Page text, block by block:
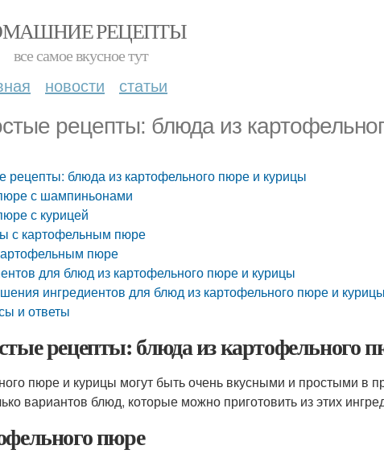
РЕЦЕПТЫ
все самое вкусное тут
новости статьи
рецепты: блюда из
рецепты: блюда из картофельного пюре и курицы
с шампиньонами
с курицей
с картофельным пюре
пюре
для блюд из картофельного пюре и курицы
ингредиентов для блюд из картофельного пюре и курицы
и ответы
рецепты: блюда из картофельного
пюре и курицы могут быть очень вкусными и простыми в
вариантов блюд, которые можно приготовить из этих
пюре